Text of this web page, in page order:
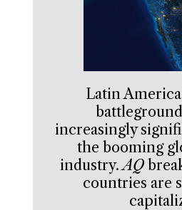
Latin
increasingly
the booming
industry.AQ
countries are